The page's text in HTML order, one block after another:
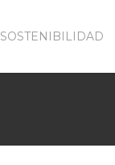
SOSTENIBILIDAD